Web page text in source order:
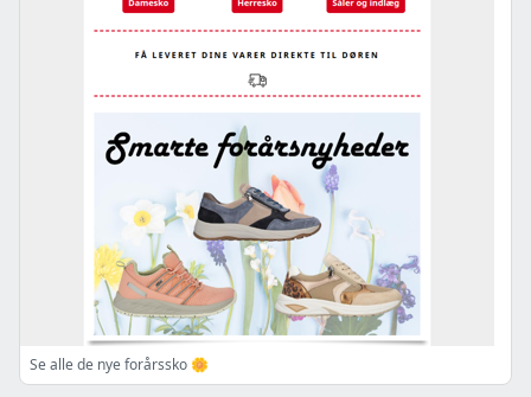
Se alle de nye forårssko 🌼